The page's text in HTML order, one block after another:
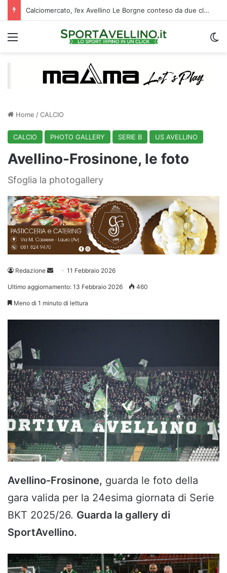
Calciomercato, l’ex Avellino Le Borgne conteso da due club cadetti: la situazione
Menu
Home /CALCIO
CALCIO PHOTO GALLERY SERIE B US AVELLINO
Avellino-Frosinone, le foto
Sfoglia la photogallery
Redazione
Invia 11 Febbraio 2026
Ultimo aggiornamento: 13 Febbraio 2026 460
Meno di 1 minuto di lettura
Avellino-Frosinone, guarda le foto della
gara valida per la 24esima giornata di Serie
BKT 2025/26. Guarda la gallery di
SportAvellino.